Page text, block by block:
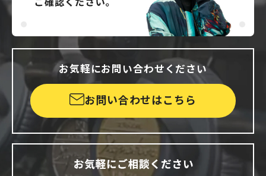
お気軽にお問い合わせください
お問い合わせはこちら